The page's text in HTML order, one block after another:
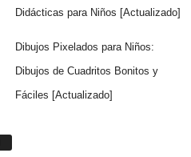
Didácticas para Niños [Actualizado]
Dibujos Pixelados para Niños:
Dibujos de Cuadritos Bonitos y
Fáciles [Actualizado]